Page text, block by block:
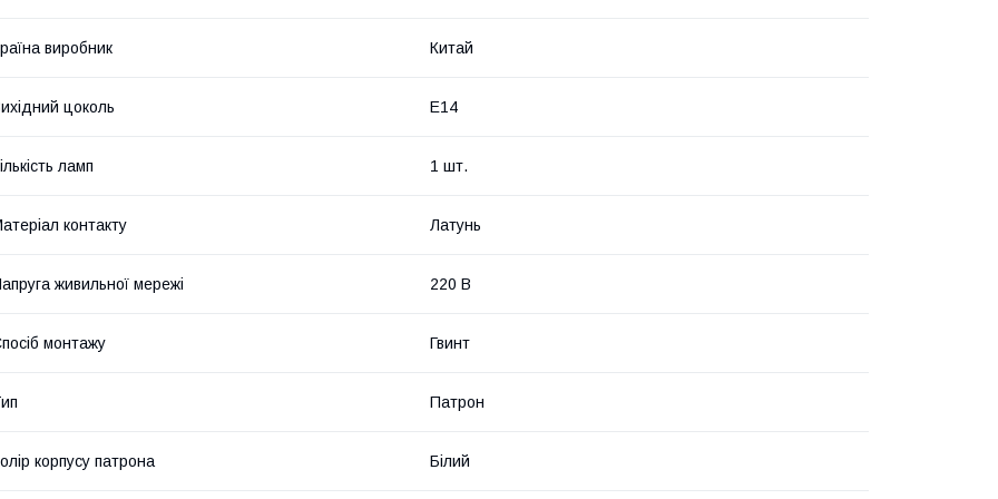
виробник Китай
цоколь Е14
ламп 1 шт.
контакту Латунь
живильної мережі 220 В
монтажу Гвинт
Патрон
корпусу патрона Білий